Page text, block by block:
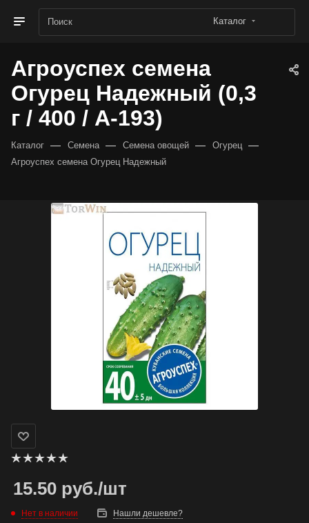
Каталог
Агроуспех семена
Огурец Надежный (0,3
г / 400 / А-193)
Каталог — Семена — Семена овощей — Огурец —
Агроуспех семена Огурец Надежный
15.50 руб./шт
Нет в наличии Нашли дешевле?